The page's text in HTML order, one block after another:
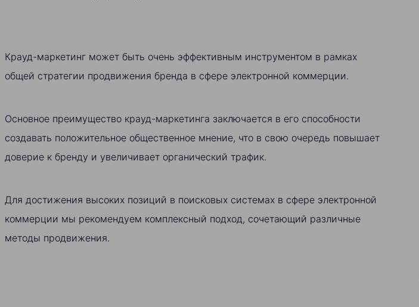
Крауд-маркетинг может быть очень эффективным инструментом в рамках
общей стратегии продвижения бренда в сфере электронной коммерции.
Основное преимущество крауд-маркетинга заключается в его способности
создавать положительное общественное мнение, что в свою очередь повышает
доверие к бренду и увеличивает органический трафик.
Для достижения высоких позиций в поисковых системах в сфере электронной
коммерции мы рекомендуем комплексный подход, сочетающий различные
методы продвижения.